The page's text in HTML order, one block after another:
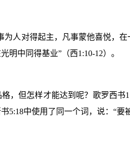
为人对得起主，凡事蒙他喜悦，
明中同得基业”（西1:10-12）。
，但怎样才能达到呢？歌罗西
5:18中使用了同一个词，说：“